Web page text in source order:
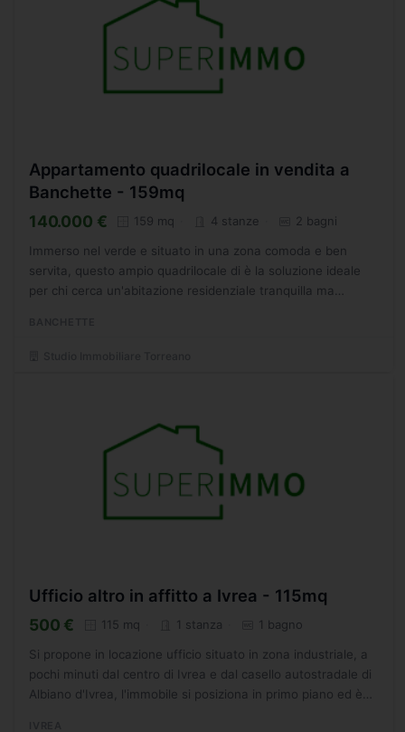
Appartamento quadrilocale in vendita a
Banchette - 159mq
140.000 € 159 mq 4 stanze 2 bagni
Immerso nel verde e situato in una zona comoda e ben
servita, questo ampio quadrilocale di è la soluzione ideale
per chi cerca un'abitazione residenziale tranquilla ma
Ufficio altro in affitto a Ivrea - 115mq
500 € 115 mq 1 stanza 1 bagno
Si propone in locazione ufficio situato in zona industriale, a
pochi minuti dal centro di Ivrea e dal casello autostradale di
Albiano d'Ivrea, l'immobile si posiziona in primo piano ed è